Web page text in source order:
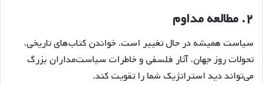
۲. مطالعه مداوم
سیاست همیشه در حال تغییر است. خواندن کتاب‌های تاریخی،
تحولات روز جهان، آثار فلسفی و خاطرات سیاست‌مداران بزرگ
می‌تواند دید استراتژیک شما را تقویت کند.